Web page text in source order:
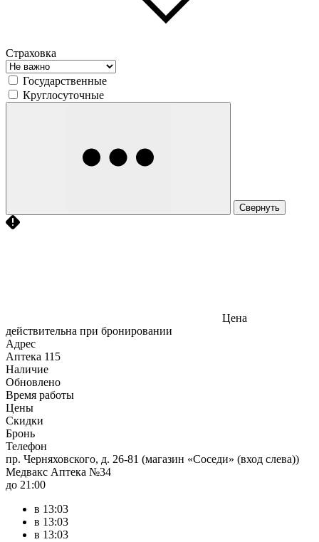
Страховка
Государственные
Круглосуточные
Свернуть
Цена
действительна при бронировании
Адрес
Аптека 115
Наличие
Обновлено
Время работы
Цены
Скидки
Бронь
Телефон
пр. Черняховского, д. 26-81 (магазин «Соседи» (вход слева))
Медвакс Аптека №34
до 21:00
в 13:03
в 13:03
в 13:03